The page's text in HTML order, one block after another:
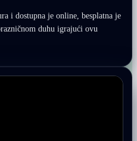
i dostupna je online, besplatna je
duhu igrajući ovu